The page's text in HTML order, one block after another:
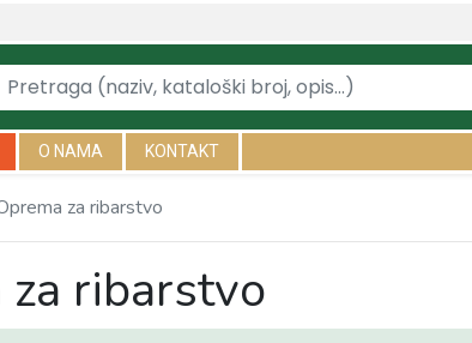
O NAMA KONTAKT
za ribarstvo
za ribarstvo